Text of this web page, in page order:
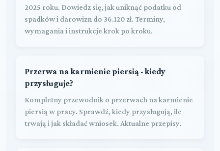
2025 roku. Dowiedz się, jak uniknąć podatku od
spadków i darowizn do 36.120 zł. Terminy,
wymagania i instrukcje krok po kroku.
Przerwa na karmienie piersią - kiedy
przysługuje?
Kompletny przewodnik o przerwach na karmienie
piersią w pracy. Sprawdź, kiedy przysługują, ile
trwają i jak składać wniosek. Aktualne przepisy.